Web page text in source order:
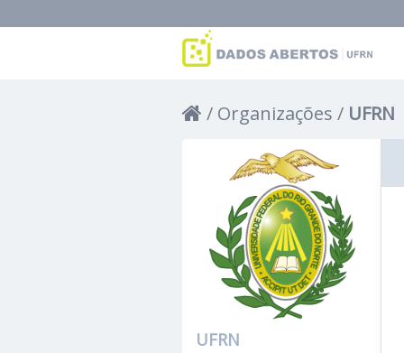
Organizações UFRN
UFRN